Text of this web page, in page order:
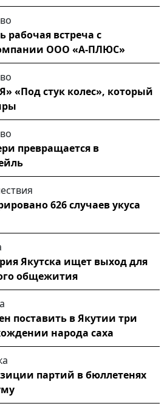
рабочая встреча с
ООО «А-ПЛЮС»
«Под стук колес», который
превращается в
626 случаев укуса
Якутска ищет выход для
общежития
поставить в Якутии три
народа саха
партий в бюллетенях